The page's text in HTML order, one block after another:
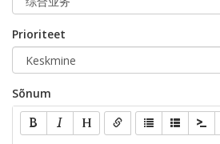
Prioriteet
Sõnum